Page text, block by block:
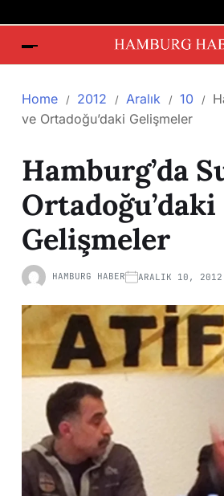
Home 2012 Aralık 10
ve Ortadoğu’daki Gelişmeler
Hamburg’da
Ortadoğu’daki
Gelişmeler
HAMBURG HABER ARALIK 10, 2012